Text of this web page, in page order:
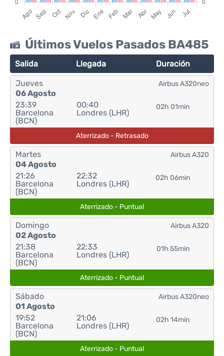
Últimos Vuelos Pasados BA485
Salida Llegada Duración
Jueves
06 Agosto
23:39
Barcelona
(BCN)
00:40
Londres (LHR)
02h 01min
Airbus A320neo
Aterrizado - Retrasado
Martes
04 Agosto
21:26
Barcelona
(BCN)
22:32
Londres (LHR)
02h 06min
Airbus A320
Aterrizado - Puntual
Domingo
02 Agosto
21:38
Barcelona
(BCN)
22:33
Londres (LHR)
01h 55min
Airbus A320
Aterrizado - Puntual
Sábado
01 Agosto
19:52
Barcelona
(BCN)
21:06
Londres (LHR)
02h 14min
Airbus A320neo
Aterrizado - Puntual